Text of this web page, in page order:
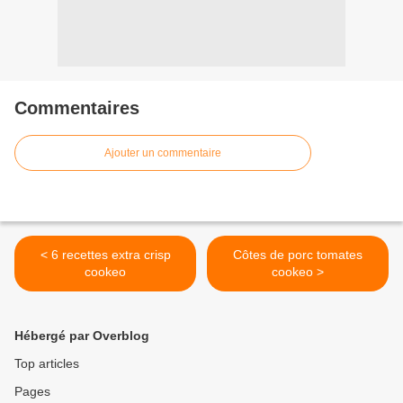
Commentaires
Ajouter un commentaire
< 6 recettes extra crisp
cookeo
Côtes de porc tomates
cookeo >
Hébergé par Overblog
Top articles
Pages